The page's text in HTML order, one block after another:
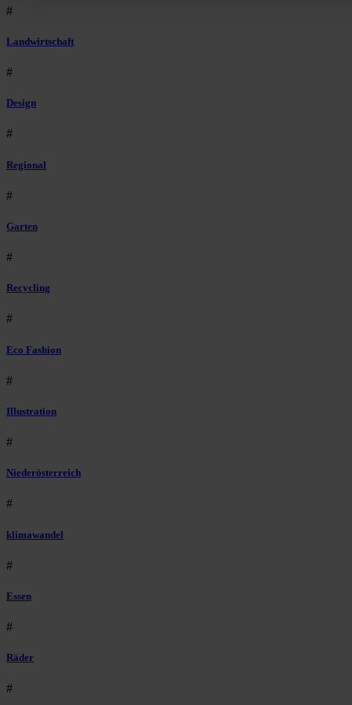
#
Landwirtschaft
#
Design
#
Regional
#
Garten
#
Recycling
#
Eco Fashion
#
Illustration
#
Niederösterreich
#
klimawandel
#
Essen
#
Räder
#